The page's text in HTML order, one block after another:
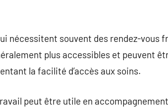
nécessitent souvent des rendez-vous
plus accessibles et peuvent
la facilité d’accès aux soins.
peut être utile en